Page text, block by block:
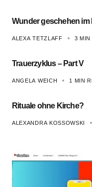
Wunder geschehen im
ALEXA TETZLAFF 3 MIN
Trauerzyklus – Part V
ANGELA WEICH 1 MIN
Rituale ohne Kirche?
ALEXANDRA KOSSOWSKI